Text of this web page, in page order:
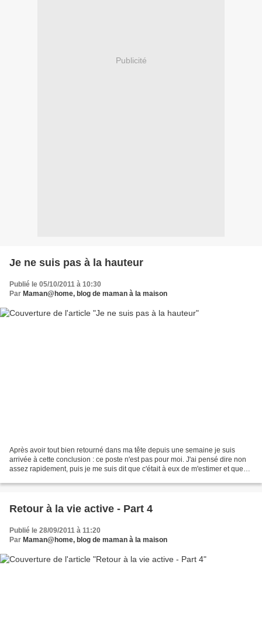
Publicité
Je ne suis pas à la hauteur
Publié le 05/10/2011 à 10:30
Par Maman@home, blog de maman à la maison
Après avoir tout bien retourné dans ma tête depuis une semaine je suis
arrivée à cette conclusion : ce poste n'est pas pour moi. J'ai pensé dire non
assez rapidement, puis je me suis dit que c'était à eux de m'estimer et que
Retour à la vie active - Part 4
Publié le 28/09/2011 à 11:20
Par Maman@home, blog de maman à la maison